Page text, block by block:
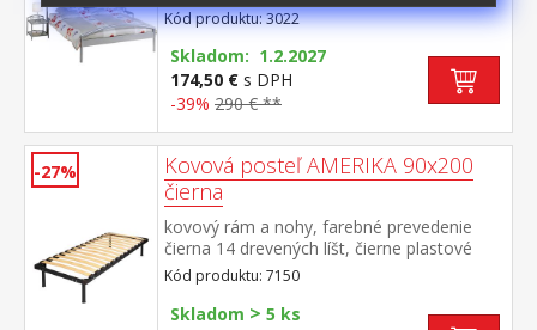
zónach poťah je opatrený zipsom po celom
časti poťah je prateľný do 95 °C, čo je
ideálne najmä pre alergikov odporúčaná
nosnosť do 125 kg, výška matraca 12
aj lamelový rošt
cena bez roštu a matraca odoporúčaný
rozmer matraca 140 × 200 cm (M6) a rošt
R3 vhodný doplnok nočný stolík 3020
Kód produktu: 3022
Skladom: 1.2.2027
174,50 € s DPH
-39% 290 € **
-27%
Kovová posteľ AMERIKA 90x200
čierna
kovový rám a nohy, farebné prevedenie
čierna 14 drevených líšt, čierne plastové
spojky odporúčaný rozmer matraca 90 ×
200 cm
Kód produktu: 7150
Skladom > 5 ks